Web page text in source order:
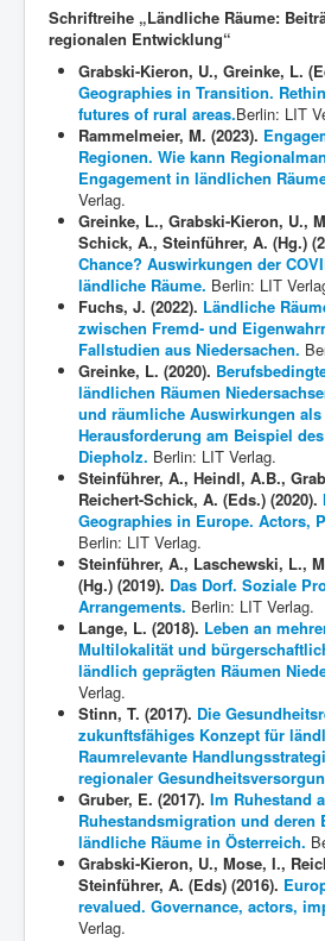
Literatur
Impressum & DSGVO
Kontakt
Schriftreihe „Ländliche Räume:
regionalen Entwicklung“
Grabski-Kieron, U., Greinke, L.
Geographies in Transition.
futures of rural areas.Berlin: LIT
Rammelmeier, M. (2023).
Regionen. Wie kann
Engagement in ländlichen
Verlag.
Greinke, L., Grabski-Kieron, U.,
Schick, A., Steinführer, A. (Hg.)
Chance? Auswirkungen der
ländliche Räume. Berlin: LIT
Fuchs, J. (2022). Ländliche
zwischen Fremd- und
Fallstudien aus Niedersachen.
Greinke, L. (2020).
ländlichen Räumen
und räumliche Auswirkungen
Herausforderung am Beispiel
Diepholz. Berlin: LIT Verlag.
Steinführer, A., Heindl, A.B.,
Reichert-Schick, A. (Eds.) (2020).
Geographies in Europe. Actors,
Berlin: LIT Verlag.
Steinführer, A., Laschewski, L.,
(Hg.) (2019). Das Dorf. Soziale
Arrangements. Berlin: LIT Verlag.
Lange, L. (2018). Leben an
Multilokalität und
ländlich geprägten Räumen
Verlag.
Stinn, T. (2017). Die
zukunftsfähiges Konzept für
Raumrelevante
regionaler
Gruber, E. (2017). Im Ruhestand
Ruhestandsmigration und deren
ländliche Räume in Österreich.
Grabski-Kieron, U., Mose, I.,
Steinführer, A. (Eds) (2016).
revalued. Governance, actors,
Verlag.